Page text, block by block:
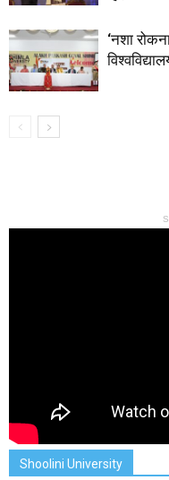
‘नशा
Shoolini University